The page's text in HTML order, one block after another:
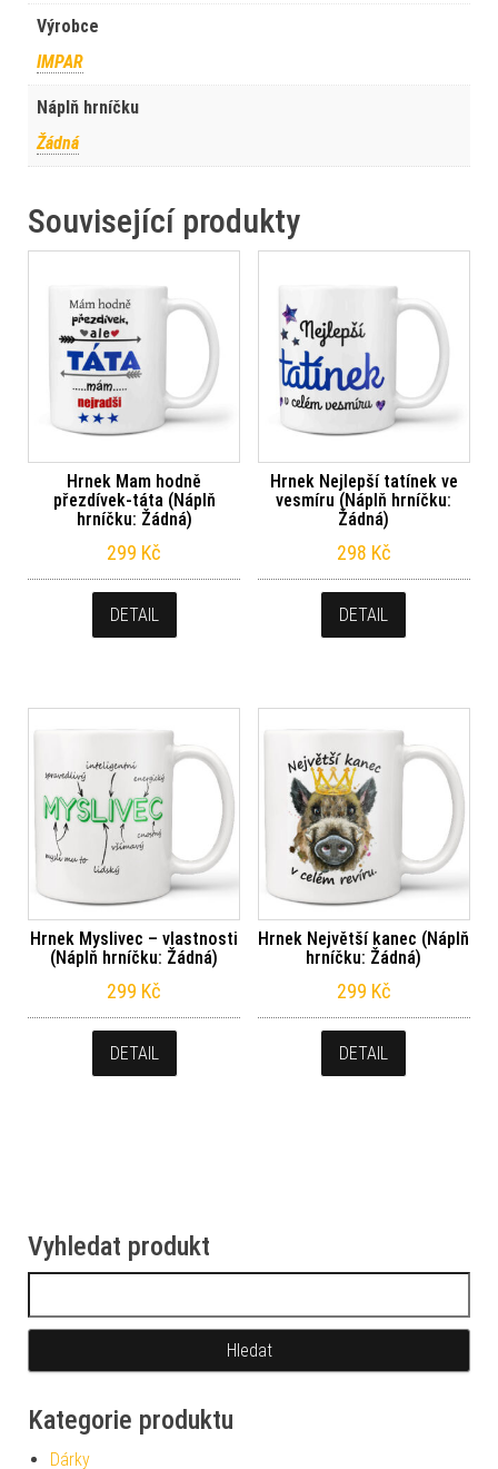
Výrobce
IMPAR
Náplň hrníčku
Žádná
Související produkty
Hrnek Mam hodně
přezdívek-táta (Náplň
hrníčku: Žádná)
299 Kč
DETAIL
Hrnek Nejlepší tatínek ve
vesmíru (Náplň hrníčku:
Žádná)
298 Kč
DETAIL
Hrnek Myslivec – vlastnosti
(Náplň hrníčku: Žádná)
299 Kč
DETAIL
Hrnek Největší kanec (Náplň
hrníčku: Žádná)
299 Kč
DETAIL
Vyhledat produkt
Kategorie produktu
Dárky